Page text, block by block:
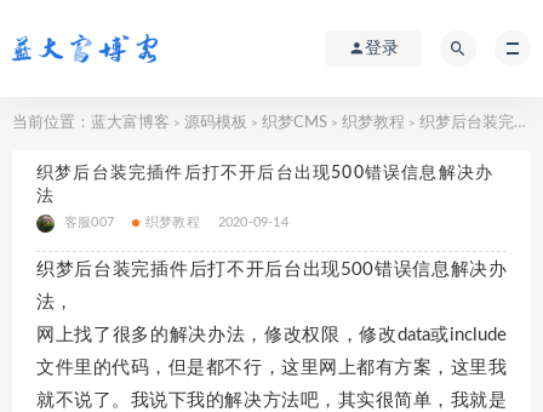
登录
当前位置： 蓝大富博客 > 源码模板 > 织梦CMS > 织梦教程 > 织梦后台装完插件后打不开后台出现500错误信息解决办法
织梦后台装完插件后打不开后台出现500错误信息解决办
法
客服007 织梦教程 2020-09-14
织梦后台装完插件后打不开后台出现500错误信息解决办
法，
网上找了很多的解决办法，修改权限，修改data或include
文件里的代码，但是都不行，这里网上都有方案，这里我
就不说了。我说下我的解决方法吧，其实很简单，我就是